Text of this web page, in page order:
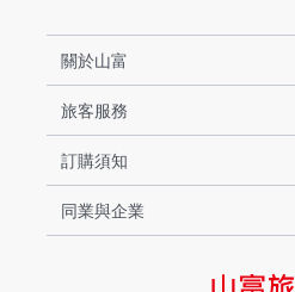
關於山富
旅客服務
訂購須知
同業與企業